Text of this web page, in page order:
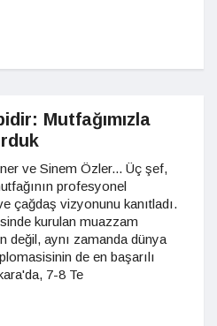
Mutfağımızla
ve Sinem Özler... Üç şef,
profesyonel
çağdaş vizyonunu kanıtladı.
kurulan muazzam
değil, aynı zamanda dünya
de en başarılı
7-8 Te